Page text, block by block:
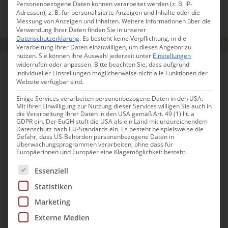
PROVENCE CÔTE D'AZUR
FRANKREICH
Personenbezogene Daten können verarbeitet werden (z. B. IP-
Adressen), z. B. für personalisierte Anzeigen und Inhalte oder die
Messung von Anzeigen und Inhalten.Weitere Informationen über die
Verwendung Ihrer Daten finden Sie in unserer
Datenschutzerklärung. Es besteht keine Verpflichtung, in die
Verarbeitung Ihrer Daten einzuwilligen, um dieses Angebot zu
nutzen.Sie können Ihre Auswahl jederzeit unter Einstellungen
widerrufen oder anpassen. Bitte beachten Sie, dass aufgrund
individueller Einstellungen möglicherweise nicht alle Funktionen der
Website verfügbar sind.
Einige Services verarbeiten personenbezogene Daten in den USA.
Mit Ihrer Einwilligung zur Nutzung dieser Services willigen Sie auch in
die Verarbeitung Ihrer Daten in den USA gemäß Art. 49 (1) lit. a
GDPR ein. Der EuGH stuft die USA als ein Land mit unzureichendem
Datenschutz nach EU-Standards ein. Es besteht beispielsweise die
Gefahr, dass US-Behörden personenbezogene Daten in
Überwachungsprogrammen verarbeiten, ohne dass für
Europäerinnen und Europäer eine Klagemöglichkeit besteht.
Es folgt eine Liste der Service-Gruppen, für die eine
Essenziell
Statistiken
Marketing
Externe Medien